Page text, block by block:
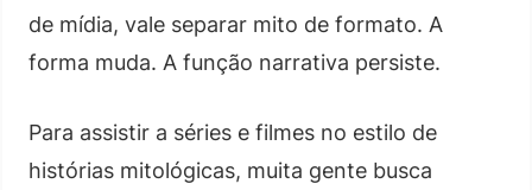
de mídia, vale separar mito de formato. A
forma muda. A função narrativa persiste.
Para assistir a séries e filmes no estilo de
histórias mitológicas, muita gente busca